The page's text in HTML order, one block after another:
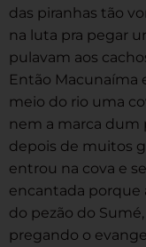
das piranhas tão
na luta pra pegar
pulavam aos
Então Macunaíma
meio do rio uma
nem a marca dum
depois de muitos
entrou na cova e
encantada porque
do pezão do
pregando o